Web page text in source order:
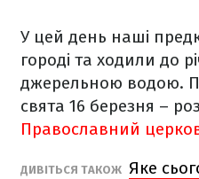
У цей день наші
городі та ходили до
джерельною водою.
свята 16 березня –
Православний
ДИВІТЬСЯ ТАКОЖ Яке